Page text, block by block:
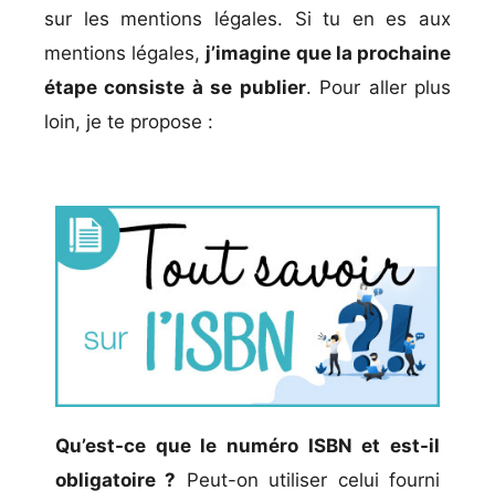
sur les mentions légales. Si tu en es aux
mentions légales, j’imagine que la prochaine
étape consiste à se publier. Pour aller plus
loin, je te propose :
Qu’est-ce que le numéro ISBN et est-il
obligatoire ? Peut-on utiliser celui fourni